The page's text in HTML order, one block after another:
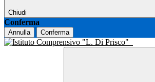
Chiudi
Conferma
Annulla Conferma